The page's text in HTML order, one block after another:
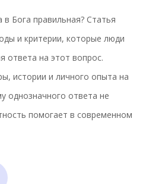
в Бога правильная? Статья
и критерии, которые люди
ответа на этот вопрос.
истории и личного опыта на
однозначного ответа не
помогает в современном